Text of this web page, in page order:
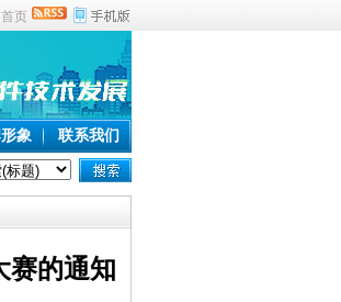
页
象 联系我们
赛的通知